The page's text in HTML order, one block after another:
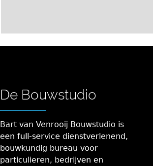
De Bouwstudio
Bart van Venrooij Bouwstudio is
een full-service dienstverlenend,
bouwkundig bureau voor
particulieren, bedrijven en